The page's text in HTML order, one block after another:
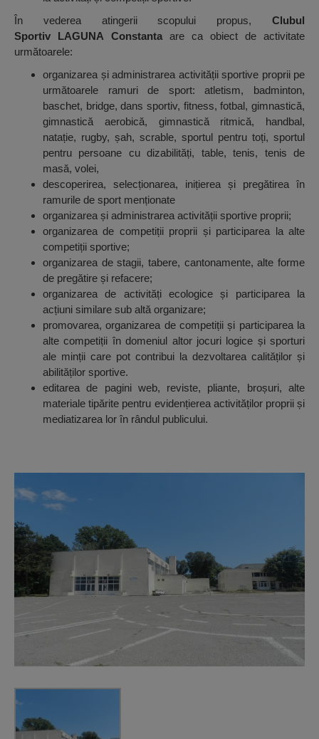
În vederea atingerii scopului propus, Clubul
Sportiv LAGUNA Constanta are ca obiect de activitate
următoarele:
organizarea și administrarea activității sportive proprii pe
următoarele ramuri de sport: atletism, badminton,
baschet, bridge, dans sportiv, fitness, fotbal, gimnastică,
gimnastică aerobică, gimnastică ritmică, handbal,
natație, rugby, șah, scrable, sportul pentru toți, sportul
pentru persoane cu dizabilități, table, tenis, tenis de
masă, volei,
descoperirea, selecționarea, inițierea și pregătirea în
ramurile de sport menționate
organizarea și administrarea activității sportive proprii;
organizarea de competiții proprii și participarea la alte
competiții sportive;
organizarea de stagii, tabere, cantonamente, alte forme
de pregătire și refacere;
organizarea de activități ecologice și participarea la
acțiuni similare sub altă organizare;
promovarea, organizarea de competiții și participarea la
alte competiții în domeniul altor jocuri logice și sporturi
ale minții care pot contribui la dezvoltarea calităților și
abilităților sportive.
editarea de pagini web, reviste, pliante, broșuri, alte
materiale tipărite pentru evidențierea activităților proprii și
mediatizarea lor în rândul publicului.